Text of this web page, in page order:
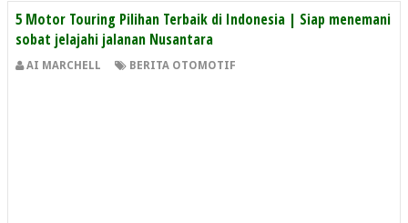
5 Motor Touring Pilihan Terbaik di Indonesia | Siap menemani
sobat jelajahi jalanan Nusantara
AI MARCHELL BERITA OTOMOTIF